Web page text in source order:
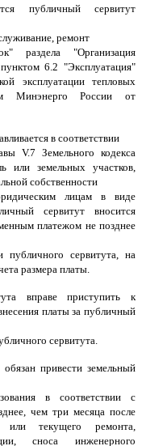
публичный сервитут
ремонт
раздела "Организация
6.2 "Эксплуатация"
эксплуатации тепловых
Минэнерго России от
в соответствии
V.7 Земельного кодекса
или земельных участков,
собственности
лицам в виде
сервитут вносится
платежом не позднее
сервитута, на
размера платы.
вправе приступить к
платы за публичный
сервитута.
привести земельный
в соответствии с
чем три месяца после
или текущего ремонта,
сноса инженерного